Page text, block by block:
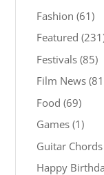
Fashion (61)
Featured
Festivals(85)
Film News
Food (69)
Games(1)
Guitar Chords
Happy